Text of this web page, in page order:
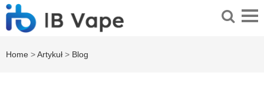
Home >Artykuł > Blog